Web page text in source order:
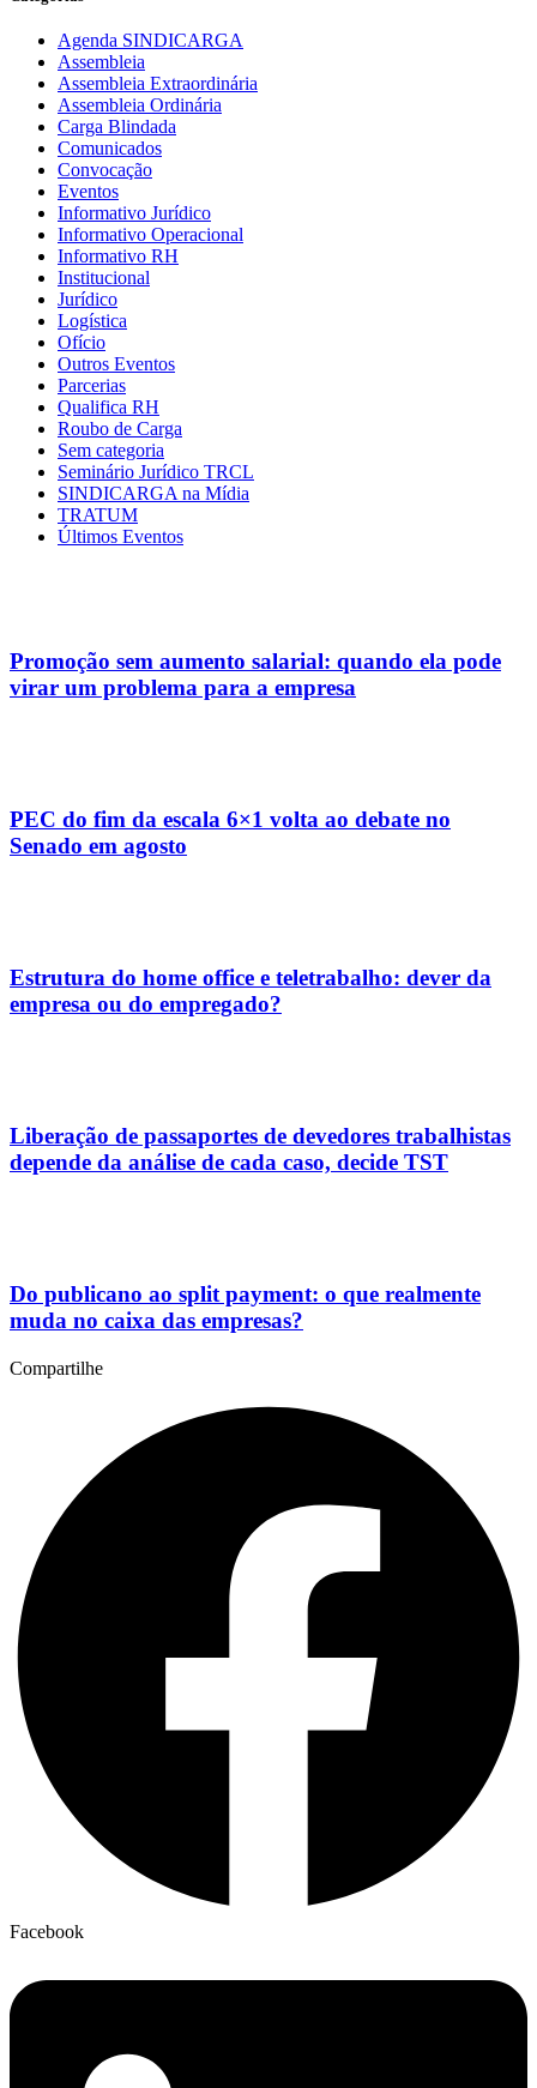
Agenda SINDICARGA
Assembleia
Assembleia Extraordinária
Assembleia Ordinária
Carga Blindada
Comunicados
Convocação
Eventos
Informativo Jurídico
Informativo Operacional
Informativo RH
Institucional
Jurídico
Logística
Ofício
Outros Eventos
Parcerias
Qualifica RH
Roubo de Carga
Sem categoria
Seminário Jurídico TRCL
SINDICARGA na Mídia
TRATUM
Últimos Eventos
Promoção sem aumento salarial: quando ela pode
virar um problema para a empresa
PEC do fim da escala 6×1 volta ao debate no
Senado em agosto
Estrutura do home office e teletrabalho: dever da
empresa ou do empregado?
Liberação de passaportes de devedores trabalhistas
depende da análise de cada caso, decide TST
Do publicano ao split payment: o que realmente
muda no caixa das empresas?
Compartilhe
Facebook